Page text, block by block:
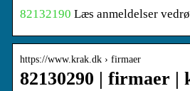
82132190 Læs anmeldelser
https://www.krak.dk › firmaer
82130290 | firmaer |